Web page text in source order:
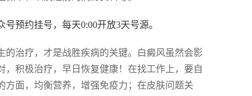
预约挂号，每天0:00开放3天号源。
治疗，才是战胜疾病的关键。白癜风虽然会影
积极治疗，早日恢复健康！在找工作上，要自
面，均衡营养，增强免疫力；在皮肤问题关